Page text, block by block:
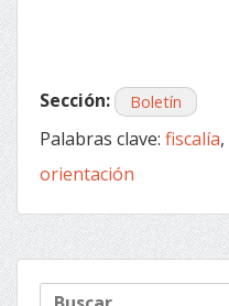
Sección: Boletín
Palabras clave: fiscalía,
orientación
Navegación